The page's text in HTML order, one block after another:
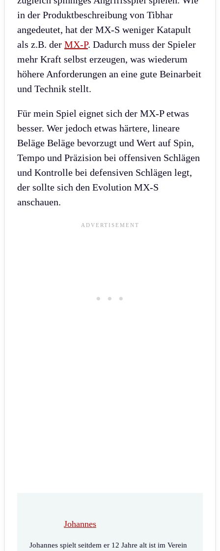
in der Produktbeschreibung von Tibhar
angedeutet, hat der MX-S weniger Katapult
als z.B. der MX-P. Dadurch muss der Spieler
mehr Kraft selbst erzeugen, was wiederum
höhere Anforderungen an eine gute Beinarbeit
und Technik stellt.
Für mein Spiel eignet sich der MX-P etwas
besser. Wer jedoch etwas härtere, lineare
Beläge Beläge bevorzugt und Wert auf Spin,
Tempo und Präzision bei offensiven Schlägen
und Kontrolle bei defensiven Schlägen legt,
der sollte sich den Evolution MX-S
anschauen.
Johannes
Johannes spielt seitdem er 12 Jahre alt ist im Verein